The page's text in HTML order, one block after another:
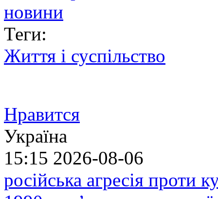
Теги:
Життя і суспільство
Нравится
Україна
15:15 2026-08-06
російська агресія проти